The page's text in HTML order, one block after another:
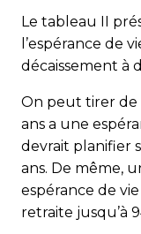
Le tableau II
l’espérance de
décaissement à
On peut tirer de
ans a une
devrait planifier
ans. De même,
espérance de
retraite jusqu’à